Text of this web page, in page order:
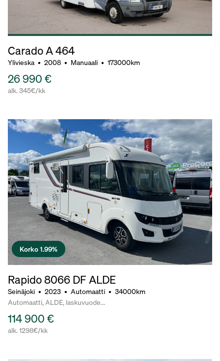
Carado A 464
Ylivieska • 2008 • Manuaali • 173000km
26 990 €
alk. 345€/kk
Korko 1.99%
Rapido 8066 DF ALDE
Seinäjoki • 2023 • Automaatti • 34000km
Automaatti, ALDE, laskuvuode...
114 900 €
alk. 1298€/kk